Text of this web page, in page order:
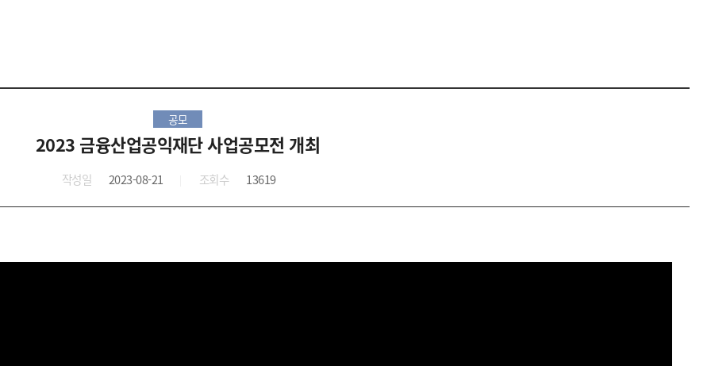
공모
2023 금융산업공익재단 사업공모전 개최
작성일 2023-08-21 조회수 13619